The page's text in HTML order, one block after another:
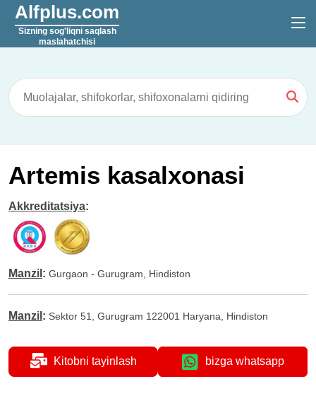
Alfplus.com
Sizning sog'liqni saqlash
maslahatchisi
Artemis kasalxonasi
Akkreditatsiya:
Manzil : Gurgaon - Gurugram, Hindiston
Manzil : Sektor 51, Gurugram 122001 Haryana, Hindiston
Kitobni tayinlash bizga whatsapp